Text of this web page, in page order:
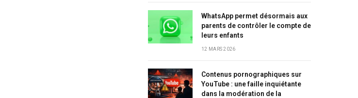
WhatsApp permet désormais aux
parents de contrôler le compte de
leurs enfants
12 MARS 2026
Contenus pornographiques sur
YouTube : une faille inquiétante
dans la modération de la